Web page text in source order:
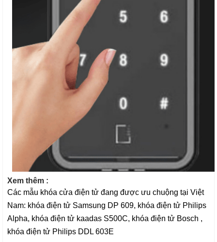
Xem thêm :
Các mẫu khóa cửa điện tử đang được ưu chuộng tại Việt
Nam: khóa điện tử Samsung DP 609, khóa điện tử Philips
Alpha, khóa điện tử kaadas S500C, khóa điện tử Bosch ,
khóa điện tử Philips DDL 603E